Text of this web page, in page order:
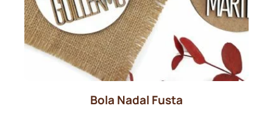
Bola Nadal Fusta